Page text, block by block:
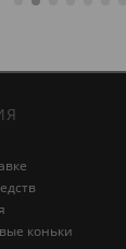
коньки